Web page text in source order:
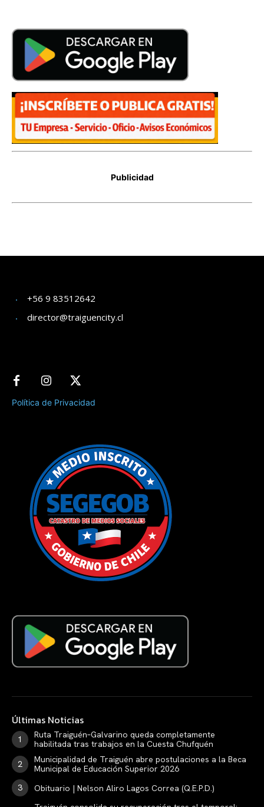
+56 9 83512642
director@traiguencity.cl
Política de Privacidad
Últimas Noticias
Ruta Traiguén–Galvarino queda completamente
habilitada tras trabajos en la Cuesta Chufquén
Municipalidad de Traiguén abre postulaciones a la Beca
Municipal de Educación Superior 2026
Obituario | Nelson Aliro Lagos Correa (Q.E.P.D.)